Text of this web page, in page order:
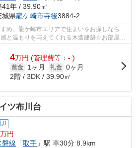
41年 / 39.90㎡
城県龍ケ崎市寺後3884-2
め。龍ケ崎市エリアで住まいをお探しなら
と温もりを与えてくれる木造建築☆お部屋か
、遅刻する...
4万円 (管理費等：- )
敷金 1ヶ月 礼金 0ヶ月
2階 / 3DK / 39.90㎡
ツ布川台
0
万円
磐線 「取手 」駅 車30分 8.9km